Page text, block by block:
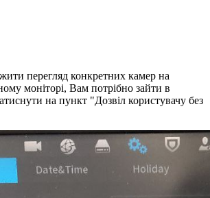
перегляд конкретних камер на
моніторі, Вам потрібно зайти в
на пункт "Дозвіл користувачу без